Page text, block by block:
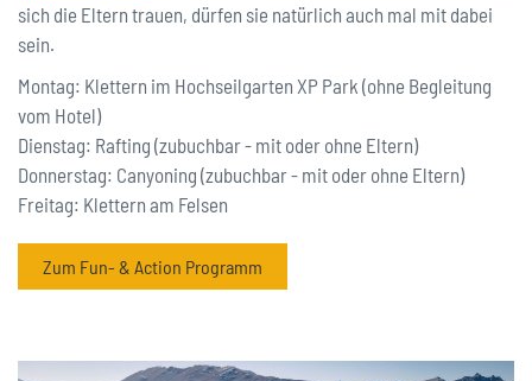
sich die Eltern trauen, dürfen sie natürlich auch mal mit dabei
sein.
Montag: Klettern im Hochseilgarten XP Park (ohne Begleitung
vom Hotel)
Dienstag: Rafting (zubuchbar - mit oder ohne Eltern)
Donnerstag: Canyoning (zubuchbar - mit oder ohne Eltern)
Freitag: Klettern am Felsen
Zum Fun- & Action Programm